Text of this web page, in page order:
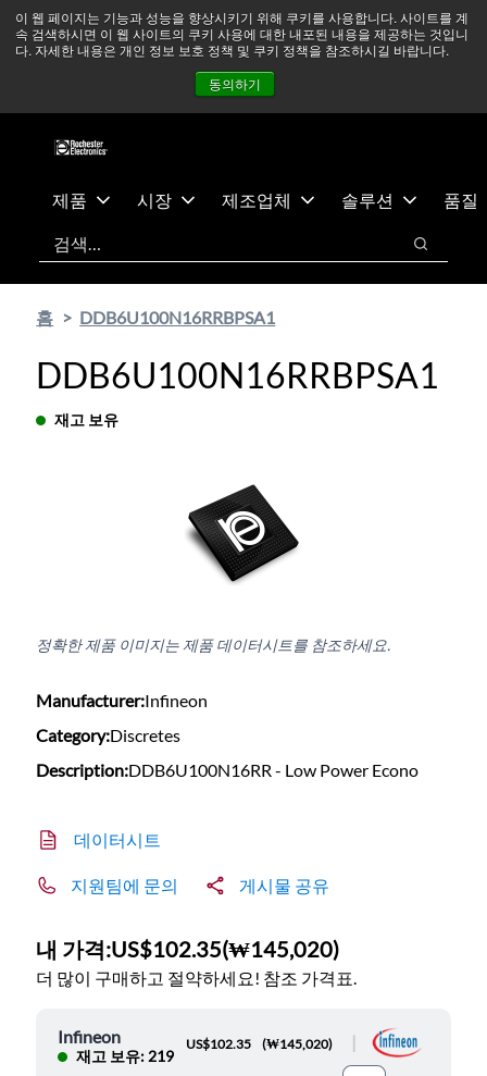
이 웹 페이지는 기능과 성능을 향상시키기 위해 쿠키를 사용합니다. 사이트를 계
속 검색하시면 이 웹 사이트의 쿠키 사용에 대한 내포된 내용을 제공하는 것입니
다. 자세한 내용은 개인 정보 보호 정책 및 쿠키 정책을 참조하시길 바랍니다.
동의하기
츠
건
중동 지역 상황을 지속적으로 주시하고 있으며, 모든 서비스는
정상적으로 운영되고 있습니다. 더 읽어보기 →
뉴스
문의하기
제품 시장 제조업체 솔루션
품질
검색
검색
홈 DDB6U100N16RRBPSA1
DDB6U100N16RRBPSA1
재고 보유
정확한 제품 이미지는 제품 데이터시트를 참조하세요.
Manufacturer:Infineon
Category:Discretes
Description:DDB6U100N16RR - Low Power Econo
데이터시트
지원팀에 문의 게시물 공유
내 가격:US$102.35(₩145,020)
더 많이 구매하고 절약하세요! 참조 가격표.
Infineon
재고 보유: 219
US$102.35 (₩145,020)